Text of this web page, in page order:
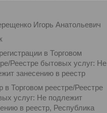
Игорь Анатольевич
в Торговом
Реестре бытовых услуг: Не
занесению в реестр
в Торговом реестре/Реестре
услуг: Не подлежит
в реестр, Республика